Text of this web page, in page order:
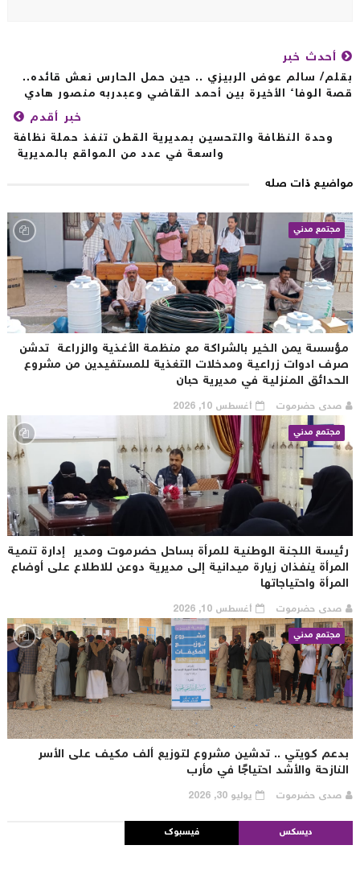
أحدث خبر
سالم عوض الربيزي .. حين حمل الحارس نعش قائده..
الوفاء الأخيرة بين أحمد القاضي وعبدربه منصور هادي
خبر أقدم
وحدة النظافة والتحسين بمديرية القطن تنفذ حملة نظافة
واسعة في عدد من المواقع بالمديرية
ذات صله
مجتمع مدني
يمن الخير بالشراكة مع منظمة الأغذية والزراعة تدشن
ادوات زراعية ومدخلات التغذية للمستفيدين من مشروع
المنزلية في مديرية حبان
صدى حضرموت
أغسطس 10, 2026
مجتمع مدني
اللجنة الوطنية للمرأة بساحل حضرموت ومدير إدارة تنمية
ينفذان زيارة ميدانية إلى مديرية دوعن للاطلاع على أوضاع
واحتياجاتها
صدى حضرموت
أغسطس 10, 2026
مجتمع مدني
كويتي .. تدشين مشروع لتوزيع ألف مكيف على الأسر
والأشد احتياجًا في مأرب
صدى حضرموت يوليو 30, 2026
ديسكس فيسبوك